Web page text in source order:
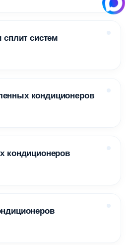
сплит систем
кондиционеров
кондиционеров